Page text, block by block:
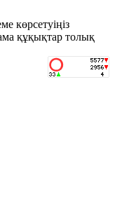
көрсетуіңіз
құқықтар толық